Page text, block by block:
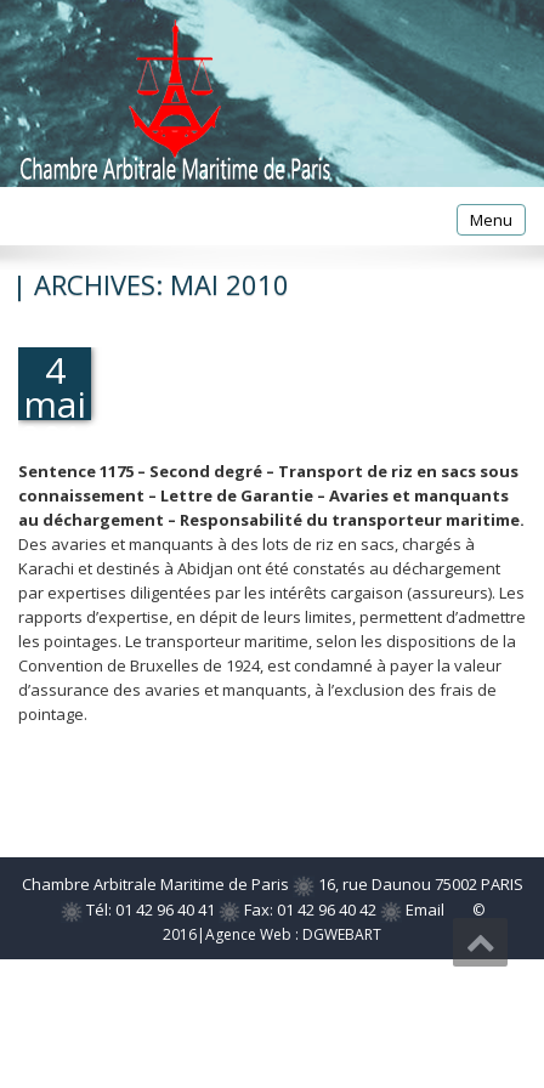
Toggle
Menu
| ARCHIVES: MAI 2010
4
mai
2010
Sentence 1175 – Second degré – Transport de riz en sacs sous
connaissement – Lettre de Garantie – Avaries et manquants
au déchargement – Responsabilité du transporteur maritime.
Des avaries et manquants à des lots de riz en sacs, chargés à
Karachi et destinés à Abidjan ont été constatés au déchargement
par expertises diligentées par les intérêts cargaison (assureurs). Les
rapports d’expertise, en dépit de leurs limites, permettent d’admettre
les pointages. Le transporteur maritime, selon les dispositions de la
Convention de Bruxelles de 1924, est condamné à payer la valeur
d’assurance des avaries et manquants, à l’exclusion des frais de
pointage.
Chambre Arbitrale Maritime de Paris
16, rue Daunou 75002 PARIS
Tél: 01 42 96 40 41
Fax: 01 42 96 40 42 Email
©
2016|Agence Web : DGWEBART